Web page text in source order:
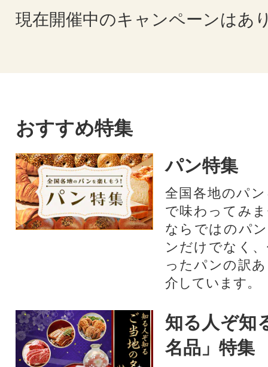
現在開催中のキャンペーンはあ
おすすめ特集
パン特集
全国各地のパ
で味わってみ
ならではのパ
ンだけでなく
ったパンの訳
介しています。
知る人ぞ知
名品」特集